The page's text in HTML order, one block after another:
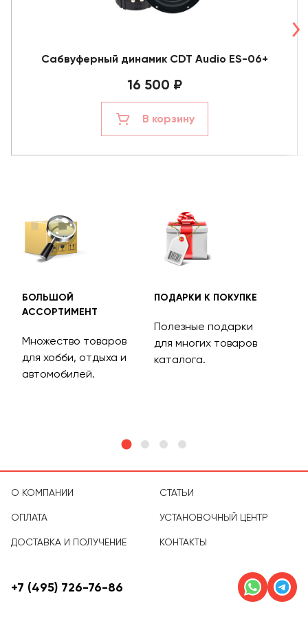
Сабвуферный динамик CDT Audio ES-06+
16 500 ₽
В корзину
БОЛЬШОЙ
АССОРТИМЕНТ
Множество товаров
для хобби, отдыха и
автомобилей.
ПОДАРКИ К ПОКУПКЕ
Полезные подарки
для многих товаров
каталога.
О КОМПАНИИ
ОПЛАТА
ДОСТАВКА И ПОЛУЧЕНИЕ
СТАТЬИ
УСТАНОВОЧНЫЙ ЦЕНТР
КОНТАКТЫ
+7 (495) 726-76-86